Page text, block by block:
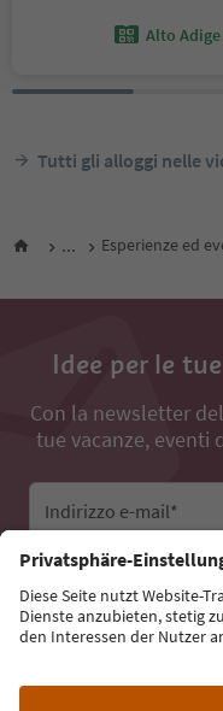
Alto Adige
Tutti gli alloggi nelle
... Esperienze ed
Idee per le
Con la newsletter
tue vacanze, eventi
Indirizzo e-mail*